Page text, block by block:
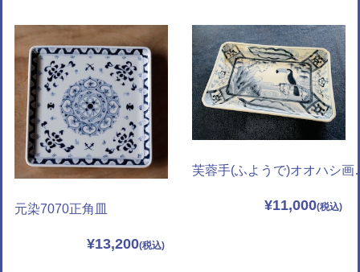
元染7070正角皿
¥13,200
芙蓉手(
¥11,000